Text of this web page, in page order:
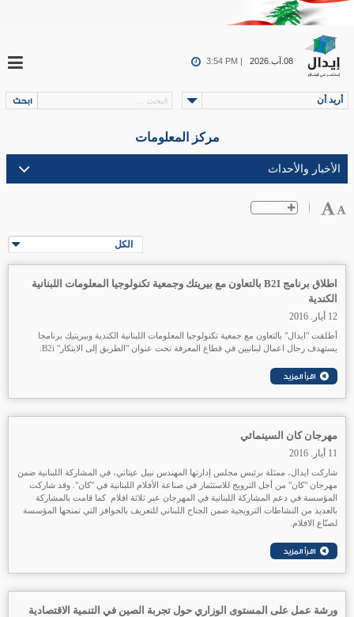
08.آب.2026 3:54 PM |
أريد أن
مركز المعلومات
الكل
اطلاق برنامج B2I بالتعاون مع بيريتك وجمعية تكنولوجيا المعلومات اللبنانية
الكندية
12 أيار. 2016
أطلقت "ايدال" بالتعاون مع جمعية تكنولوجيا المعلومات اللبنانية الكندية وبيريتيك برنامجا
يستهدف رجال اعمال لبنانيين في قطاع المعرفة تحت عنوان "الطريق إلى الابتكار" B2i.
مهرجان كان السينمائي
11 أيار. 2016
شاركت ايدال، ممثلة برئيس مجلس إدارتها المهندس نبيل عيتاني، في المشاركة اللبنانية ضمن
مهرجان "كان" من أجل الترويج للاستثمار في صناعة الأفلام اللبنانية في "كان". وقد شاركت
المؤسسة في دعم المشاركة اللبنانية في المهرجان عبر ثلاثة افلام كما قامت بالمشاركة
بالعديد من النشاطات الترويجية ضمن الجناح اللبناني للتعريف بالحوافز التي تمنحها المؤسسة
لصنّاع الافلام.
ورشة عمل على المستوى الوزاري حول تجربة الصين في التنمية الاقتصادية